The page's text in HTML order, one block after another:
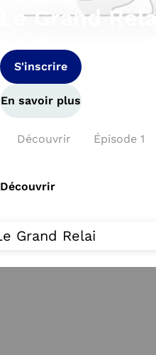
Le Grand
S'inscrire
En savoir plus
Découvrir Épisode 1
Découvrir
Grand Relai